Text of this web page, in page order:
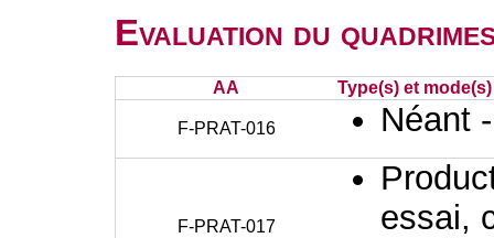
Evaluation du
AA Type(s) et
F-PRAT-016 Néant
F-PRAT-017
essai,